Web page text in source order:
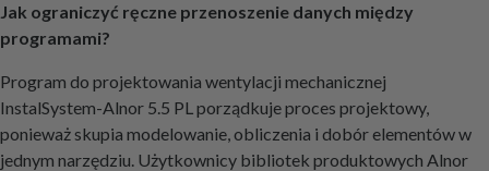
Jak ograniczyć ręczne przenoszenie danych między
programami?
Program do projektowania wentylacji mechanicznej
InstalSystem-Alnor 5.5 PL porządkuje proces projektowy,
ponieważ skupia modelowanie, obliczenia i dobór elementów w
jednym narzędziu. Użytkownicy bibliotek produktowych Alnor